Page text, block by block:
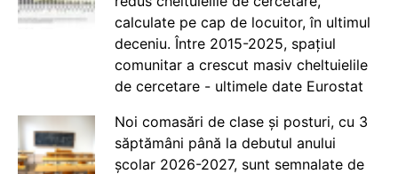
calculate pe cap de locuitor, în ultimul
deceniu. Între 2015-2025, spațiul
comunitar a crescut masiv cheltuielile
de cercetare - ultimele date Eurostat
Noi comasări de clase și posturi, cu 3
săptămâni până la debutul anului
școlar 2026-2027, sunt semnalate de